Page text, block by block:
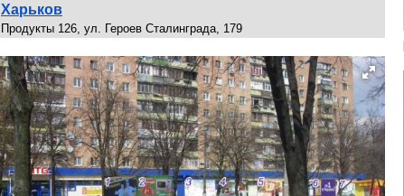
Харьков
Продукты 126, ул. Героев Сталинграда, 179